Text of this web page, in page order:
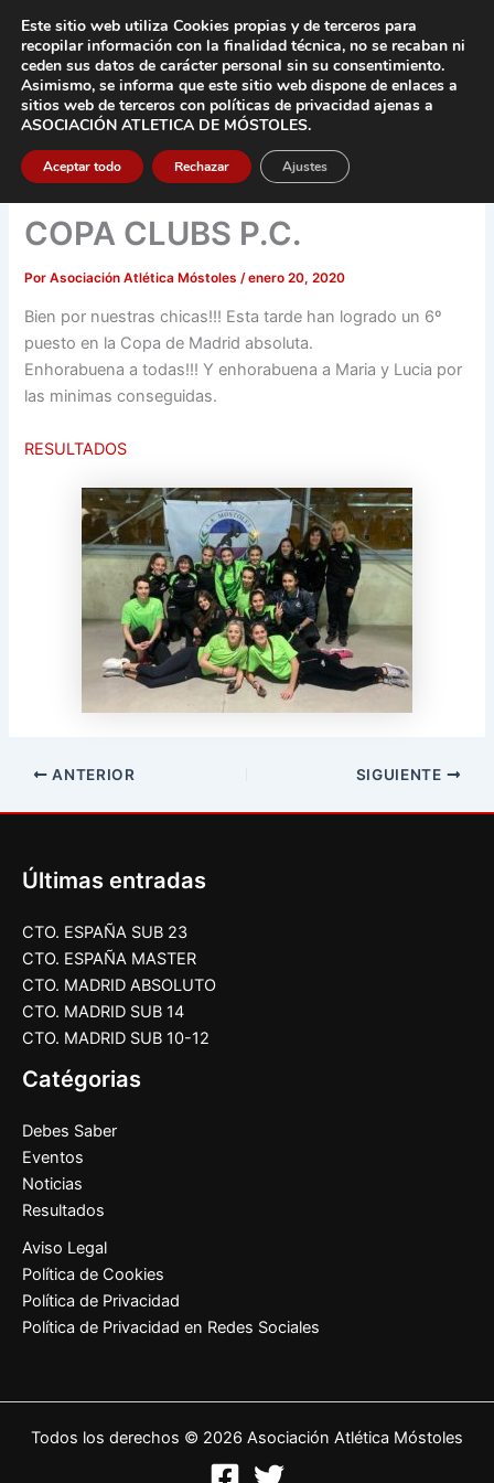
contenido
COPA CLUBS P.C.
PorAsociación Atlética Móstoles/enero 20, 2020
Bien por nuestras chicas!!! Esta tarde han logrado un 6º
puesto en la Copa de Madrid absoluta.
Enhorabuena a todas!!! Y enhorabuena a Maria y Lucia por
las minimas conseguidas.
RESULTADOS
ANTERIOR SIGUIENTE
Últimas entradas
CTO. ESPAÑA SUB 23
CTO. ESPAÑA MASTER
CTO. MADRID ABSOLUTO
CTO. MADRID SUB 14
CTO. MADRID SUB 10-12
Catégorias
Debes Saber
Eventos
Noticias
Resultados
Aviso Legal
Política de Cookies
Política de Privacidad
Política de Privacidad en Redes Sociales
Todos los derechos © 2026 Asociación Atlética Móstoles
Este sitio web utiliza Cookies propias y de terceros para
recopilar información con la finalidad técnica, no se recaban ni
ceden sus datos de carácter personal sin su consentimiento.
Asimismo, se informa que este sitio web dispone de enlaces a
sitios web de terceros con políticas de privacidad ajenas a
ASOCIACIÓN ATLETICA DE MÓSTOLES.
Aceptar todo Rechazar Ajustes